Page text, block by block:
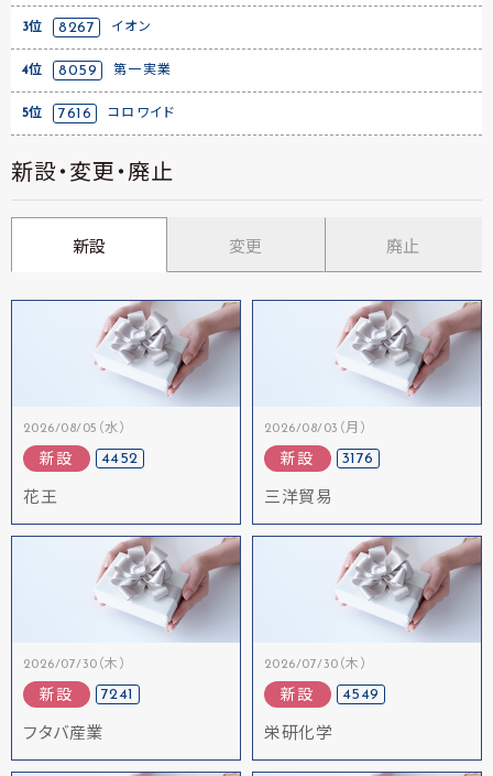
3位 8267 イオン
4位 8059 第一実業
5位 7616 コロワイド
新設・変更・廃止
新設 変更 廃止
2026/08/05（水）
新設 4452
花王
2026/08/03（月）
新設 3176
三洋貿易
2026/07/30（木）
新設 7241
フタバ産業
2026/07/30（木）
新設 4549
栄研化学